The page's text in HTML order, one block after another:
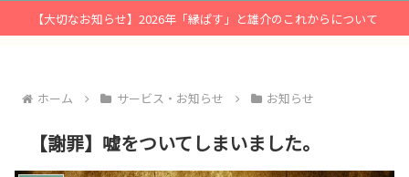
【大切なお知らせ】2026年「縁ぱす」と雄介のこれからについて
ホーム サービス・お知らせ お知らせ
【謝罪】嘘をついてしまいました。